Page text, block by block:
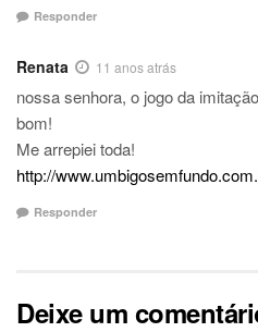
Responder
Renata 11 anos atrás
nossa senhora, o jogo da
bom!
Me arrepiei toda!
http://
Responder
Deixe um